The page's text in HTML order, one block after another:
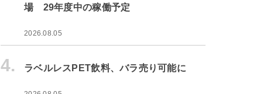
場 29年度中の稼働予定
2026.08.05
4. ラベルレスPET飲料、バラ売り可能に